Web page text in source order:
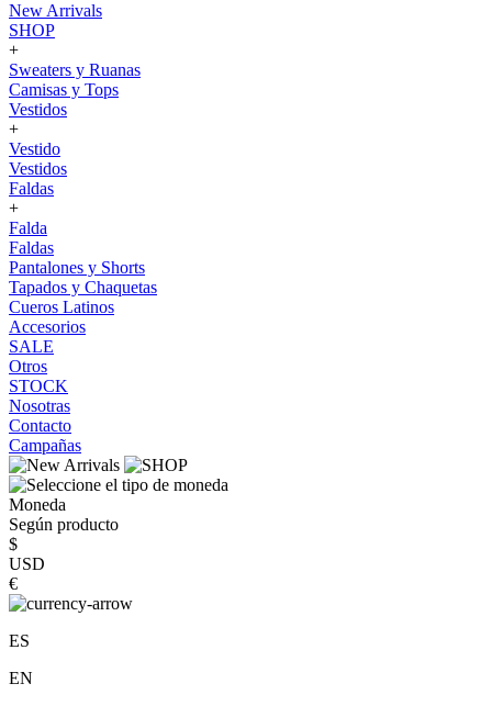
New Arrivals
SHOP
+
Sweaters y Ruanas
Camisas y Tops
Vestidos
+
Vestido
Vestidos
Faldas
+
Falda
Faldas
Pantalones y Shorts
Tapados y Chaquetas
Cueros Latinos
Accesorios
SALE
Otros
STOCK
Nosotras
Contacto
Campañas
Moneda
Según producto
$
USD
€
ES
EN